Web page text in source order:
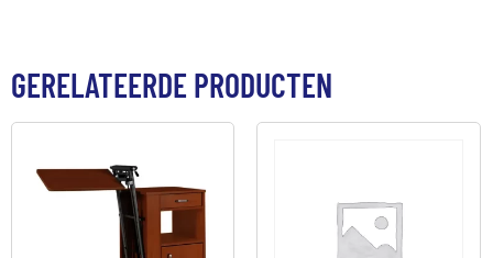
GERELATEERDE PRODUCTEN